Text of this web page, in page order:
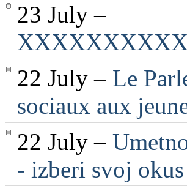
23 July –
22 July – Le
sociaux aux
22 July –
- izberi svoj okus